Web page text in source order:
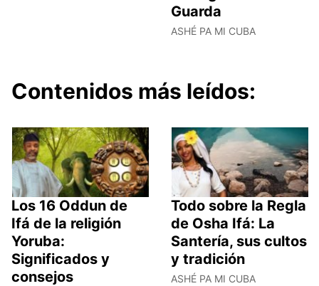
Guarda
ASHÉ PA MI CUBA
Contenidos más leídos:
Los 16 Oddun de
Ifá de la religión
Yoruba:
Significados y
consejos
Todo sobre la Regla
de Osha Ifá: La
Santería, sus cultos
y tradición
ASHÉ PA MI CUBA